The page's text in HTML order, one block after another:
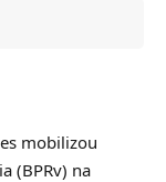
mobilizou
(BPRv) na